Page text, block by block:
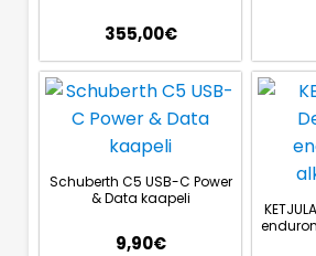
355,00€
Schuberth C5 USB-C Power
& Data kaapeli
9,90€